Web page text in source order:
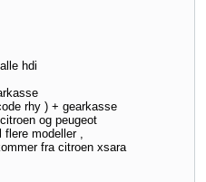
hdi
rhy ) + gearkasse
og peugeot
flere modeller ,
fra citroen xsara